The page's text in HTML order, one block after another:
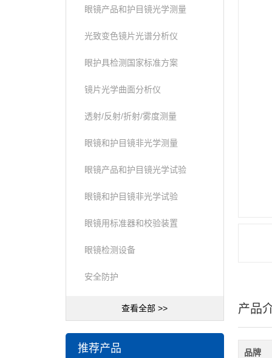
眼镜产品和护目镜光学测量
光致变色镜片光谱分析仪
眼护具检测国家标准方案
镜片光学曲面分析仪
透射/反射/折射/雾度测量
眼镜和护目镜非光学测量
眼镜产品和护目镜光学试验
眼镜和护目镜非光学试验
眼镜用标准器和校验装置
眼镜检测设备
安全防护
查看全部 >>
推荐产品
产品
品牌